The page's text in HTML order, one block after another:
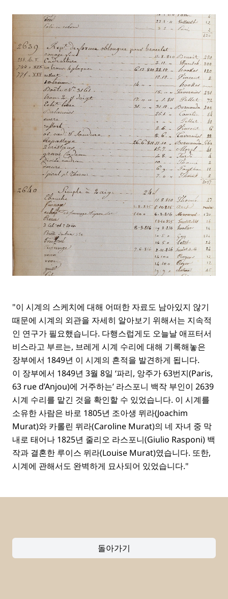
"이 시계의 스케치에 대해 어떠한 자료도 남아있지 않기
때문에 시계의 외관을 자세히 알아보기 위해서는 지속적
인 연구가 필요했습니다. 다행스럽게도 오늘날 애프터서
비스라고 부르는, 브레게 시계 수리에 대해 기록해놓은
장부에서 1849년 이 시계의 흔적을 발견하게 됩니다.
이 장부에서 1849년 3월 8일 ‘파리, 앙주가 63번지(Paris,
63 rue d’Anjou)에 거주하는’ 라스포니 백작 부인이 2639
시계 수리를 맡긴 것을 확인할 수 있었습니다. 이 시계를
소유한 사람은 바로 1805년 조아생 뮈라(Joachim
Murat)와 카롤린 뮈라(Caroline Murat)의 네 자녀 중 막
내로 태어나 1825년 줄리오 라스포니(Giulio Rasponi) 백
작과 결혼한 루이스 뮈라(Louise Murat)였습니다. 또한,
시계에 관해서도 완벽하게 묘사되어 있었습니다."
돌아가기